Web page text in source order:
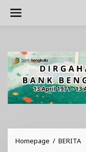
Homepage / BERITA